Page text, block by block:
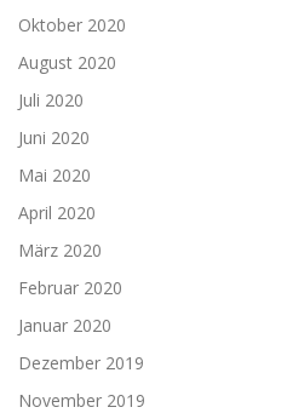
Oktober 2020
August 2020
Juli 2020
Juni 2020
Mai 2020
April 2020
März 2020
Februar 2020
Januar 2020
Dezember 2019
November 2019